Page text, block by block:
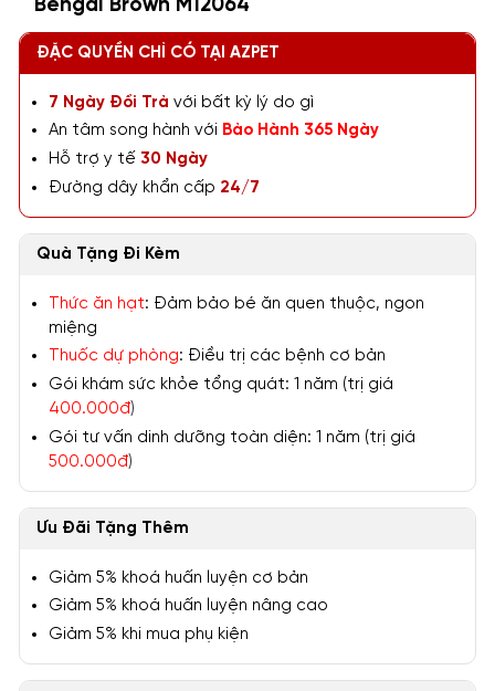
Bengal Brown M12064
ĐẶC QUYỀN CHỈ CÓ TẠI AZPET
7 Ngày Đổi Trả với bất kỳ lý do gì
An tâm song hành với Bảo Hành 365 Ngày
Hỗ trợ y tế 30 Ngày
Đường dây khẩn cấp 24/7
Quà Tặng Đi Kèm
Thức ăn hạt: Đảm bảo bé ăn quen thuộc, ngon
miệng
Thuốc dự phòng: Điều trị các bệnh cơ bản
Gói khám sức khỏe tổng quát: 1 năm (trị giá
400.000đ)
Gói tư vấn dinh dưỡng toàn diện: 1 năm (trị giá
500.000đ)
Ưu Đãi Tặng Thêm
Giảm 5% khoá huấn luyện cơ bản
Giảm 5% khoá huấn luyện nâng cao
Giảm 5% khi mua phụ kiện